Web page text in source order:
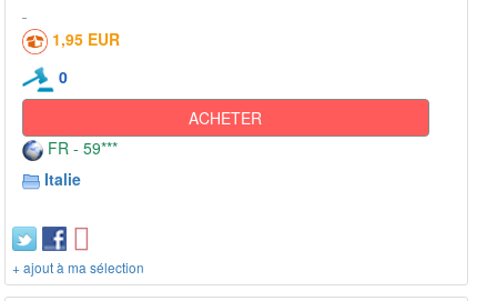
1,95 EUR
0
ACHETER
FR - 59***
Italie
+ ajout à ma sélection